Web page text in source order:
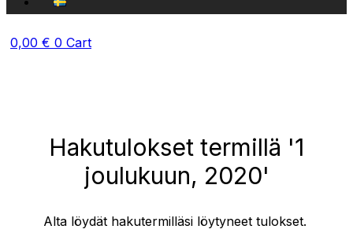
0,00 € 0 Cart
Hakutulokset termillä '1
joulukuun, 2020'
Alta löydät hakutermilläsi löytyneet tulokset.